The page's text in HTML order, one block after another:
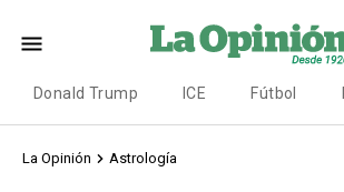
Donald Trump ICE Fútbol
La Opinión Astrología